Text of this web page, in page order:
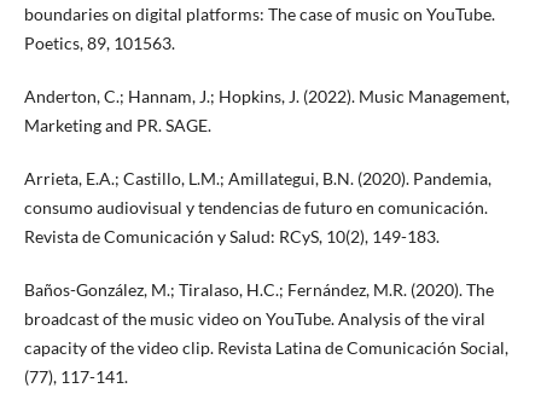
boundaries on digital platforms: The case of music on YouTube.
Poetics, 89, 101563.
Anderton, C.; Hannam, J.; Hopkins, J. (2022). Music Management,
Marketing and PR. SAGE.
Arrieta, E.A.; Castillo, L.M.; Amillategui, B.N. (2020). Pandemia,
consumo audiovisual y tendencias de futuro en comunicación.
Revista de Comunicación y Salud: RCyS, 10(2), 149-183.
Baños-González, M.; Tiralaso, H.C.; Fernández, M.R. (2020). The
broadcast of the music video on YouTube. Analysis of the viral
capacity of the video clip. Revista Latina de Comunicación Social,
(77), 117-141.